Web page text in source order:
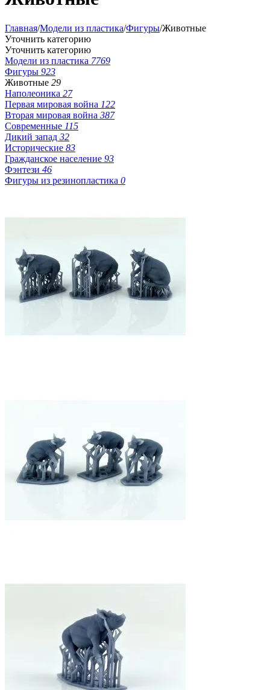
Главная/Модели из пластика/Фигуры/Животные
Уточнить категорию
Уточнить категорию
Модели из пластика 7769
Фигуры 923
Животные 29
Наполеоника 27
Первая мировая война 122
Вторая мировая война 387
Современные 115
Дикий запад 32
Исторические 83
Гражданское население 93
Фэнтези 46
Фигуры из резинопластика 0